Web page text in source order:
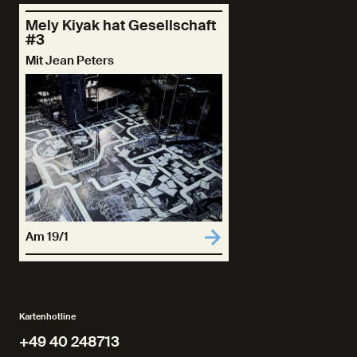
Mely Kiyak hat Gesellschaft
#3
Mit Jean Peters
Am 19/1
Kartenhotline
+49 40 248713